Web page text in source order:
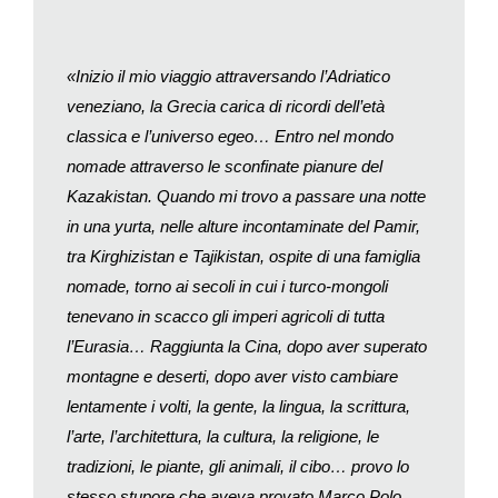
Anche l’industria delle crociere è ferma e sono un milione e
duecentomila impieghi in pericolo (fonte: Cruise Lines
International Association). Nell’insieme oltre cinquanta milioni
In un primo momento i Tour Operator hanno provato a offrire
viaggi a prezzi stracciati – per esempio due settimane di safari
in Sud Africa e Namibia per meno di mille dollari (G Adventures
l’epidemia deve ancora arrivare, muoversi è complicato,
pericoloso per sé e per gli altri ed eticamente discutibile.
I surrogati hanno poco sapore. Il «New York Times» propone
racconti di «turismo in casa» (Staycation), mandati dai suoi
lettori. Per esempio, Victoria: «Abbiamo annullato un giro del
«Inizio il mio viaggio attraversando l’Adriatico
veneziano, la Grecia carica di ricordi dell’età
classica e l’universo egeo… Entro nel mondo
nomade attraverso le sconfinate pianure del
Kazakistan. Quando mi trovo a passare una notte
in una yurta, nelle alture incontaminate del Pamir,
tra Kirghizistan e Tajikistan, ospite di una famiglia
nomade, torno ai secoli in cui i turco-mongoli
tenevano in scacco gli imperi agricoli di tutta
l’Eurasia… Raggiunta la Cina, dopo aver superato
montagne e deserti, dopo aver visto cambiare
lentamente i volti, la gente, la lingua, la scrittura,
l’arte, l’architettura, la cultura, la religione, le
tradizioni, le piante, gli animali, il cibo… provo lo